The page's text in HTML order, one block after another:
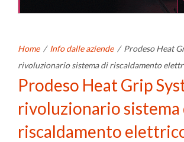
Home / Info dalle aziende / Prodeso Heat
rivoluzionario sistema di riscaldamento
Prodeso Heat Grip
rivoluzionario sistema
riscaldamento